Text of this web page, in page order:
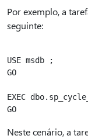
Por exemplo, a
seguinte:
USE msdb ;
GO
EXEC
Neste cenário, a